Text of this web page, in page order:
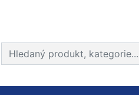
Prohledat web